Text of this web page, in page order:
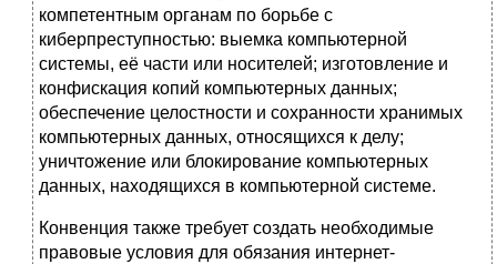
компетентным органам по борьбе с
киберпреступностью: выемка компьютерной
системы, её части или носителей; изготовление и
конфискация копий компьютерных данных;
обеспечение целостности и сохранности хранимых
компьютерных данных, относящихся к делу;
уничтожение или блокирование компьютерных
данных, находящихся в компьютерной системе.
Конвенция также требует создать необходимые
правовые условия для обязания интернет-